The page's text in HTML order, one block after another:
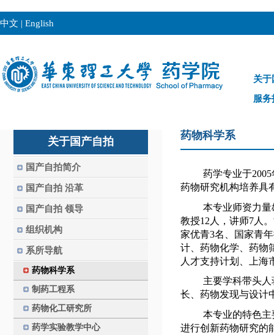
中文 | English
关于
服务
关于国产自拍
国产自拍简介
国产自拍 沿革
国产自拍 领导
组织机构
系所导航
药物科学系
制药工程系
药物化工研究所
药学实验教学中心
药物科学系
药学专业于2005
药物研究机构培养具
本专业师资力
教授12 人，讲师7人
家优青3名、国家青
计、药物化学、药物
人才支持计划、上海
主要学科带头
长、药物发现与设计
本专业的特色
进行创新药物研究的